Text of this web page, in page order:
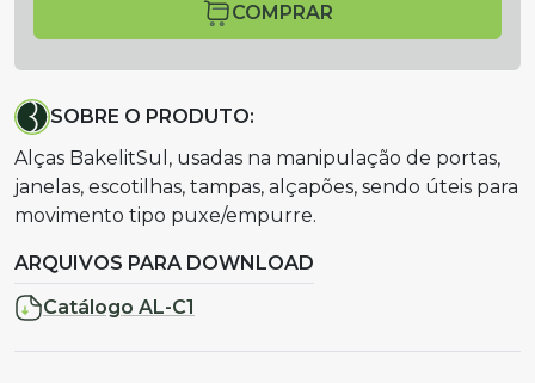
COMPRAR
SOBRE O PRODUTO:
Alças BakelitSul, usadas na manipulação de portas,
janelas, escotilhas, tampas, alçapões, sendo úteis para
movimento tipo puxe/empurre.
ARQUIVOS PARA DOWNLOAD
Catálogo AL-C1